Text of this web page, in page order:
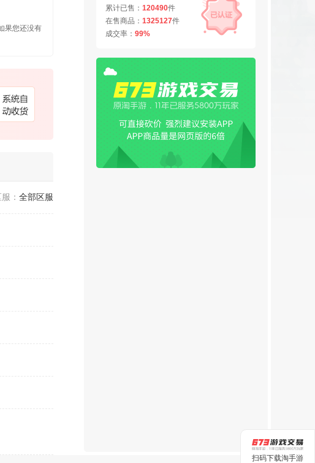
果您还没有
： 全部区服
累计已售： 120490件
在售商品： 1325127件
成交率： 99%
扫码下载淘手游